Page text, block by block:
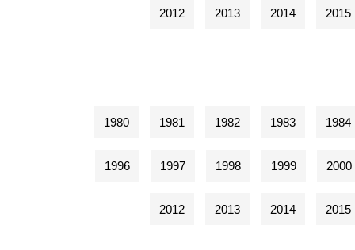
2012 2013 2014 2015
1980 1981 1982 1983 1984
1996 1997 1998 1999 2000
2012 2013 2014 2015